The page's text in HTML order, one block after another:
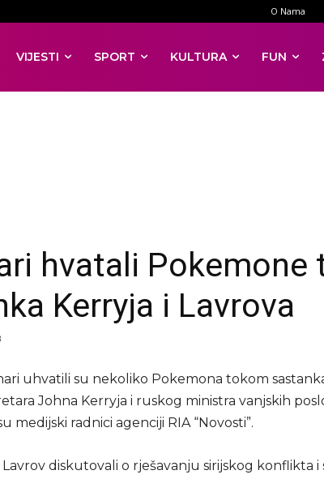
O Nama
VIJESTI SPORT KULTURA FUN
hvatali Pokemone
Kerryja i Lavrova
uhvatili su nekoliko Pokemona tokom
Johna Kerryja i ruskog ministra vanjskih
medijski radnici agenciji RIA “Novosti”.
diskutovali o rješavanju sirijskog konflikta i